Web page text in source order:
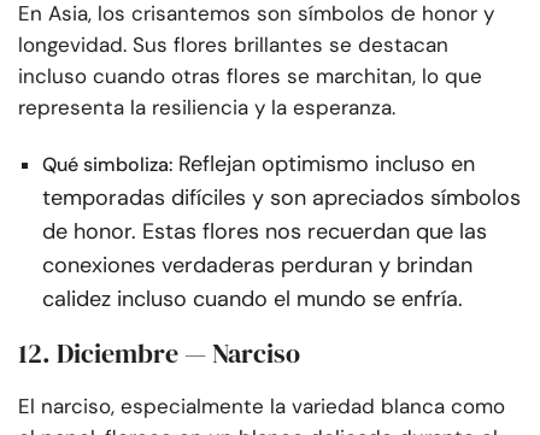
En Asia, los crisantemos son símbolos de honor y
longevidad. Sus flores brillantes se destacan
incluso cuando otras flores se marchitan, lo que
representa la resiliencia y la esperanza.
Qué simboliza: Reflejan optimismo incluso en
temporadas difíciles y son apreciados símbolos
de honor. Estas flores nos recuerdan que las
conexiones verdaderas perduran y brindan
calidez incluso cuando el mundo se enfría.
12. Diciembre — Narciso
El narciso, especialmente la variedad blanca como